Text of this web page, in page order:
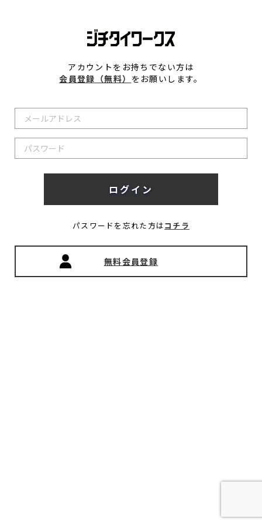
アカウントをお持ちでない方は
会員登録（無料） をお願いします。
パスワードを忘れた方はコチラ
無料会員登録